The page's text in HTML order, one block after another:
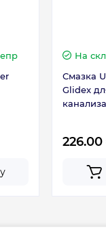
На
Смазка
Glidex
226.00